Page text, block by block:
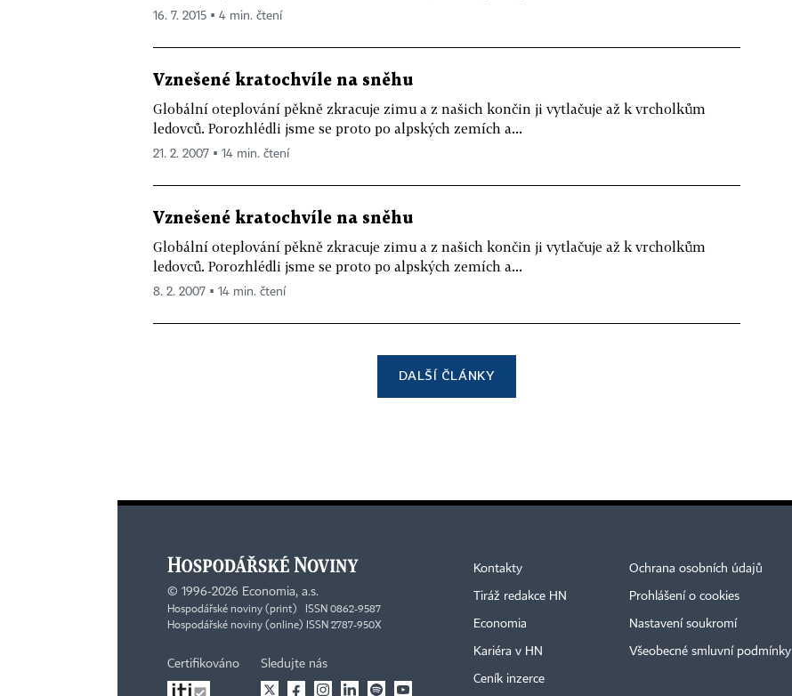
16. 7. 2015 ▪ 4 min. čtení
Vznešené kratochvíle na sněhu
Globální oteplování pěkně zkracuje zimu a z našich končin ji vytlačuje až k vrcholkům
ledovců. Porozhlédli jsme se proto po alpských zemích a...
21. 2. 2007 ▪ 14 min. čtení
Vznešené kratochvíle na sněhu
Globální oteplování pěkně zkracuje zimu a z našich končin ji vytlačuje až k vrcholkům
ledovců. Porozhlédli jsme se proto po alpských zemích a...
8. 2. 2007 ▪ 14 min. čtení
DALŠÍ ČLÁNKY
© 1996-2026 Economia, a.s.
Hospodářské noviny (print) ISSN 0862-9587
Hospodářské noviny (online) ISSN 2787-950X
Certifikováno Sledujte nás
Kontakty
Tiráž redakce HN
Economia
Kariéra v HN
Ceník inzerce
Ochrana osobních údajů
Prohlášení o cookies
Nastavení soukromí
Všeobecné smluvní podmínky